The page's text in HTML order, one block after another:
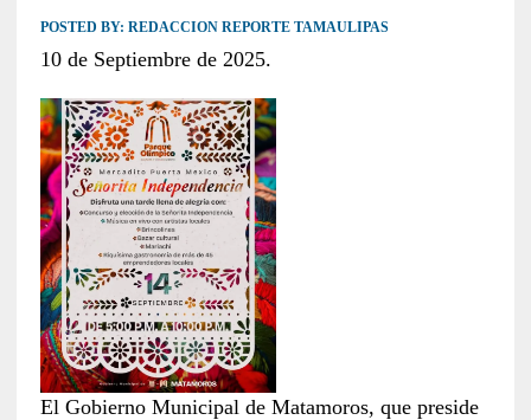
POSTED BY: REDACCION REPORTE TAMAULIPAS
10 de Septiembre de 2025.
El Gobierno Municipal de Matamoros, que preside